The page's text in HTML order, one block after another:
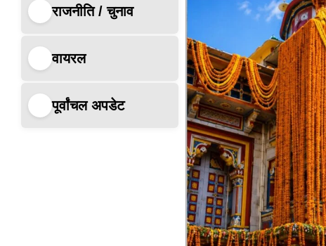
राजनीति / चुनाव
वायरल
पूर्वांचल अपडेट